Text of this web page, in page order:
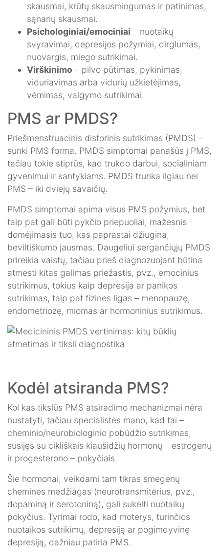
skausmai, krūtų skausmingumas ir patinimas,
sąnarių skausmai.
Psichologiniai/emociniai – nuotaikų
svyravimai, depresijos požymiai, dirglumas,
nuovargis, miego sutrikimai.
Virškinimo – pilvo pūtimas, pykinimas,
viduriavimas arba vidurių užkietėjimas,
vėmimas, valgymo sutrikimai.
PMS ar PMDS?
Priešmenstruacinis disforinis sutrikimas (PMDS) –
sunki PMS forma. PMDS simptomai panašūs į PMS,
tačiau tokie stiprūs, kad trukdo darbui, socialiniam
gyvenimui ir santykiams. PMDS trunka ilgiau nei
PMS – iki dviejų savaičių.
PMDS simptomai apima visus PMS požymius, bet
taip pat gali būti pykčio priepuoliai, mažesnis
domėjimasis tuo, kas paprastai džiugina,
beviltiškumo jausmas. Daugeliui sergančiųjų PMDS
prireikia vaistų, tačiau prieš diagnozuojant būtina
atmesti kitas galimas priežastis, pvz., emocinius
sutrikimus, tokius kaip depresija ar panikos
sutrikimas, taip pat fizines ligas – menopauzę,
endometriozę, miomas ar hormoninius sutrikimus.
Kodėl atsiranda PMS?
Kol kas tikslūs PMS atsiradimo mechanizmai nėra
nustatyti, tačiau specialistės mano, kad tai –
cheminio/neurobiologinio pobūdžio sutrikimas,
susijęs su cikliškais kiaušidžių hormonų – estrogenų
ir progesterono – pokyčiais.
Šie hormonai, veikdami tam tikras smegenų
chemines medžiagas (neurotransmiterius, pvz.,
dopaminą ir serotoniną), gali sukelti nuotaikų
pokyčius. Tyrimai rodo, kad moterys, turinčios
nuotaikos sutrikimų, depresiją ar pogimdyvinę
depresiją, dažniau patiria PMS.